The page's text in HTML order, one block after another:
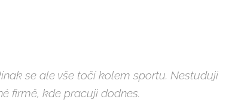
se ale vše točí kolem sportu. Nestuduji
firmě, kde pracuji dodnes.